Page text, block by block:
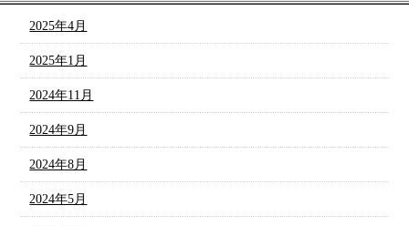
2025年4月
2025年1月
2024年11月
2024年9月
2024年8月
2024年5月